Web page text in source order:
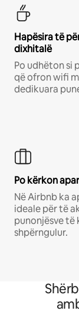
Hapësira të
dixhitalë
Po udhëton si
që ofron wifi
dedikuara
Po kërkon
Në Airbnb ka
ideale për të
punonjësve të
shpërngulur.